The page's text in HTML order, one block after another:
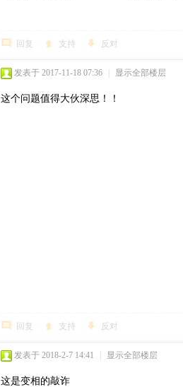
回复 支持 反对
发表于 2017-11-18 07:36 显示全部楼层
这个问题值得大伙深思！！
回复 支持 反对
发表于 2018-2-7 14:41 显示全部楼层
这是变相的敲诈